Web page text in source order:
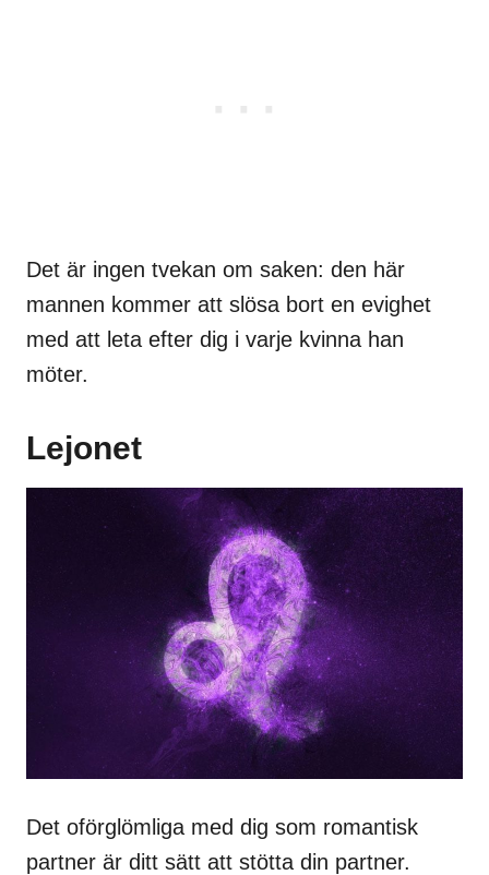
Det är ingen tvekan om saken: den här
mannen kommer att slösa bort en evighet
med att leta efter dig i varje kvinna han
möter.
Lejonet
Det oförglömliga med dig som romantisk
partner är ditt sätt att stötta din partner.